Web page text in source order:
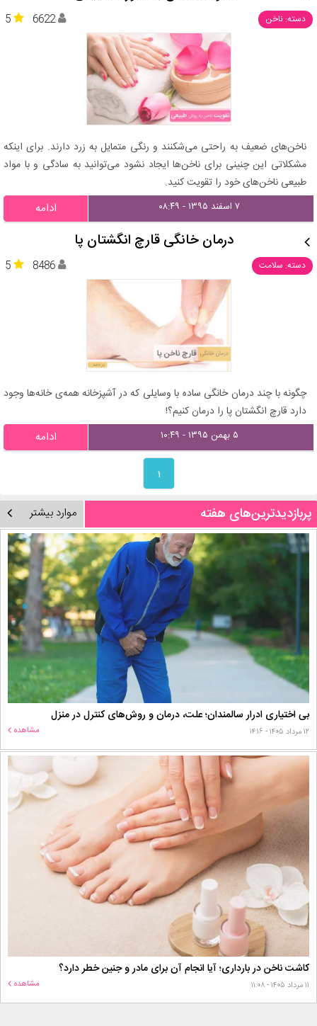
دسته: ناخن 5 6622
ناخن‌های ضعیف به راحتی می‌شکنند و رنگی متمایل به زرد دارند. برای اینکه
مشکلاتی این چنینی برای ناخن‌ها ایجاد نشود می‌توانید به سادگی و با مواد
طبیعی ناخن‌های خود را تقویت کنید.
۷ اسفند ۱۳۹۵ - ۰۸:۴۹ ادامه
درمان خانگی قارچ انگشتان پا
دسته: سلامت 5 8486
چگونه با چند درمان خانگی ساده با وسایلی که در آشپزخانه همه‌ی خانه‌ها وجود
دارد قارچ انگشتان پا را درمان کنیم؟!
۵ بهمن ۱۳۹۵ - ۱۰:۴۹ ادامه
۱
پربازدیدترین‌های هفته موارد بیشتر
بی اختیاری ادرار سالمندان؛ علت، درمان و روش‌های کنترل در منزل
۱۲ مرداد ۱۴۰۵ - ۱۴:۱۶ مشاهده
کاشت ناخن در بارداری؛ آیا انجام آن برای مادر و جنین خطر دارد؟
۱۱ مرداد ۱۴۰۵ - ۱۱:۰۸ مشاهده